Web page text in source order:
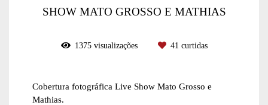
SHOW MATO GROSSO E MATHIAS
1375visualizações 41 curtidas
Cobertura fotográfica Live Show Mato Grosso e
Mathias.